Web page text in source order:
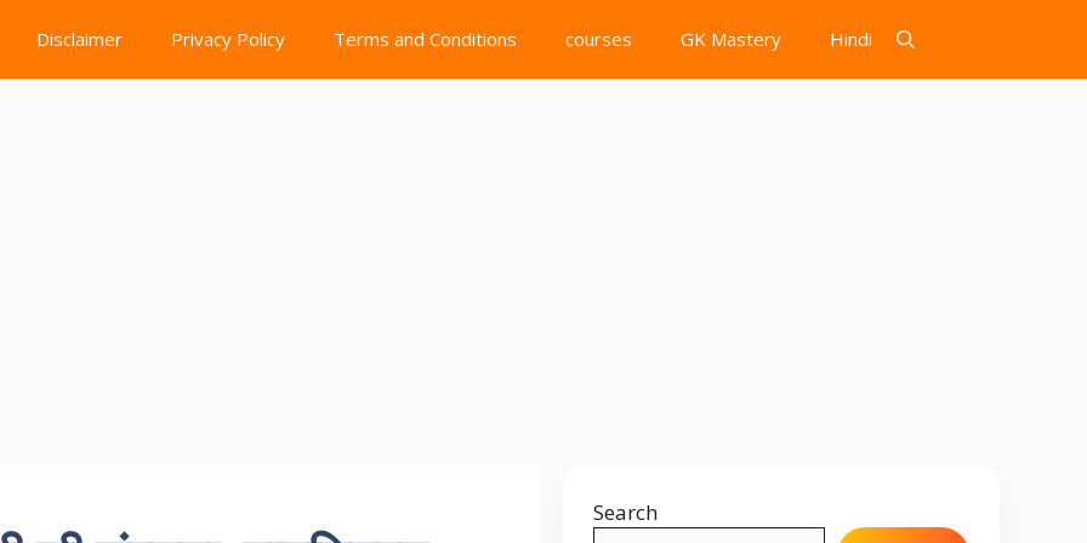
Disclaimer Privacy Policy Terms and Conditions courses GK Mastery Hindi
Search